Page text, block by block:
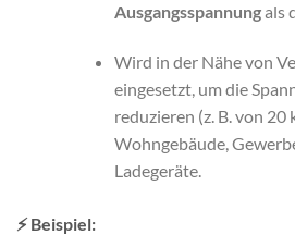
Ausgangsspannungals
Wird in der Nähe von
eingesetzt, um die
reduzieren (z. B. von 20
Wohngebäude,
Ladegeräte.
⚡ Beispiel: